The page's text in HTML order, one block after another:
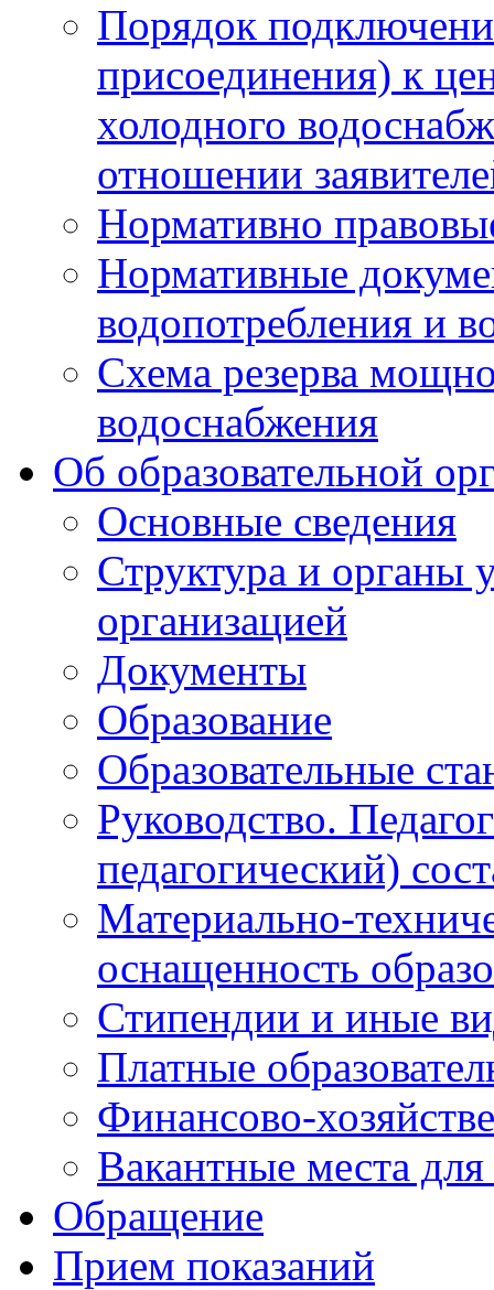
Порядок
присоединения) к
холодного
отношении
Нормативно
Нормативные
водопотребления и
Схема резерва
водоснабжения
Об образовательной
Основные сведения
Структура и органы
организацией
Документы
Образование
Образовательные
Руководство.
педагогический)
Материально-
оснащенность
Стипендии и иные
Платные
Финансово-
Вакантные места
Обращение
Прием показаний